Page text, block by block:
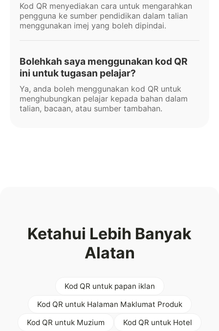
Kod QR menyediakan cara untuk mengarahkan
pengguna ke sumber pendidikan dalam talian
menggunakan imej yang boleh dipindai.
Bolehkah saya menggunakan kod QR
ini untuk tugasan pelajar?
Ya, anda boleh menggunakan kod QR untuk
menghubungkan pelajar kepada bahan dalam
talian, bacaan, atau sumber tambahan.
Ketahui Lebih Banyak
Alatan
Kod QR untuk papan iklan
Kod QR untuk Halaman Maklumat Produk
Kod QR untuk Muzium
Kod QR untuk Hotel